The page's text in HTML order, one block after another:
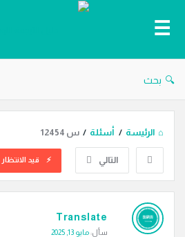
دليل
بحث
الرئيسة / أسئلة / س 12454
التالي قيد الانتظار
دليل
الترجمة
Translate
سأل:مايو 13, 2025